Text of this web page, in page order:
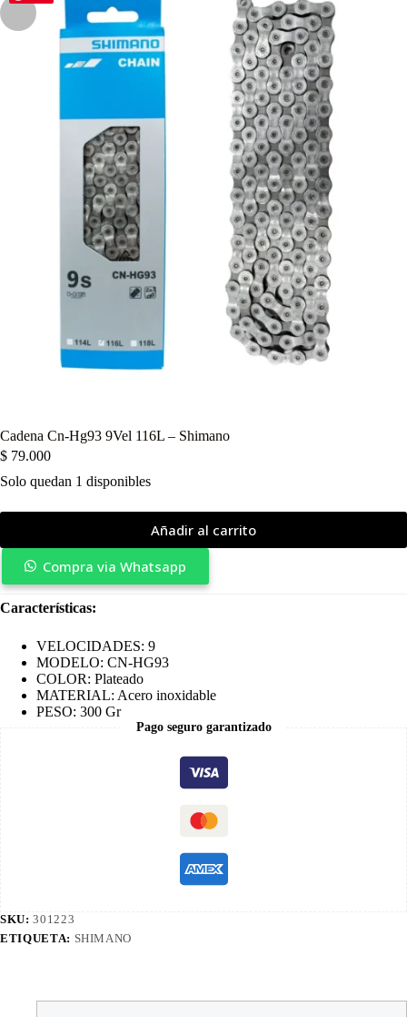
Cadena Cn-Hg93 9Vel 116L – Shimano
$ 79.000
Solo quedan 1 disponibles
Añadir al carrito
Compra via Whatsapp
Características:
VELOCIDADES: 9
MODELO: CN-HG93
COLOR: Plateado
MATERIAL: Acero inoxidable
PESO: 300 Gr
Pago seguro garantizado
SKU:301223
ETIQUETA: SHIMANO